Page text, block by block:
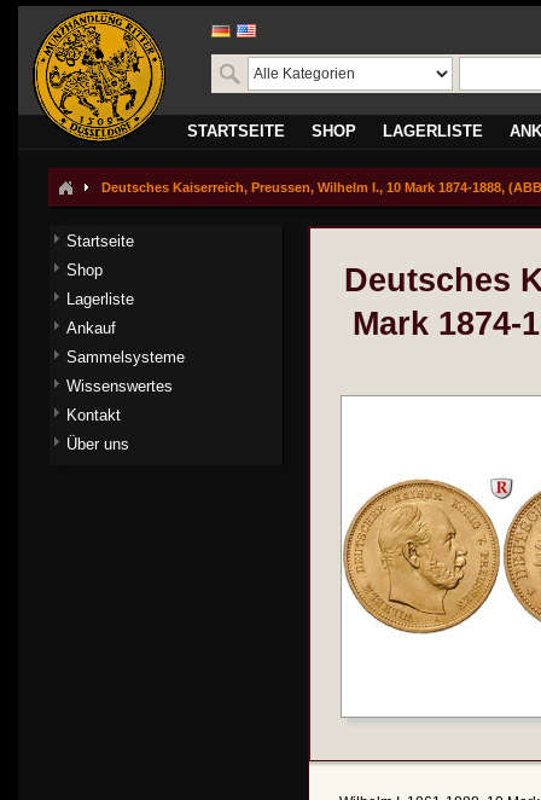
STARTSEITE SHOP LAGERLISTE
Deutsches Kaiserreich, Preussen, Wilhelm I., 10 Mark 1874-1888,
Deutsches
Mark 1874-
Startseite
Shop
Lagerliste
Ankauf
Sammelsysteme
Wissenswertes
Kontakt
Über uns